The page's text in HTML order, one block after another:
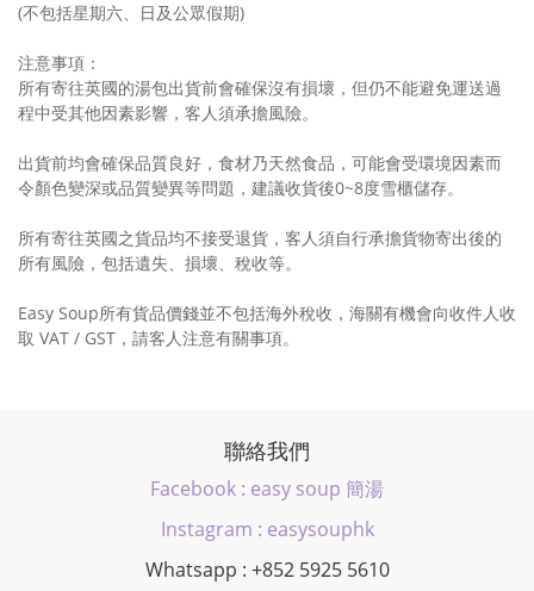
(不包括星期六、日及公眾假期)
注意事項：
所有寄往英國的湯包出貨前會確保沒有損壞，但仍不能避免運送過
程中受其他因素影響，客人須承擔風險。
出貨前均會確保品質良好，食材乃天然食品，可能會受環境因素而
令顏色變深或品質變異等問題，建議收貨後0~8度雪櫃儲存。
所有寄往英國之貨品均不接受退貨，客人須自行承擔貨物寄出後的
所有風險，包括遺失、損壞、稅收等。
Easy Soup所有貨品價錢並不包括海外稅收，海關有機會向收件人收
取 VAT / GST，請客人注意有關事項。
聯絡我們
Facebook : easy soup 簡湯
Instagram : easysouphk
Whatsapp : +852 5925 5610